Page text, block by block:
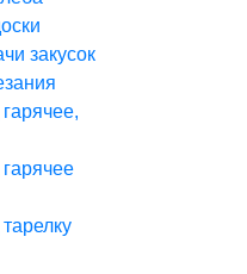
закусок